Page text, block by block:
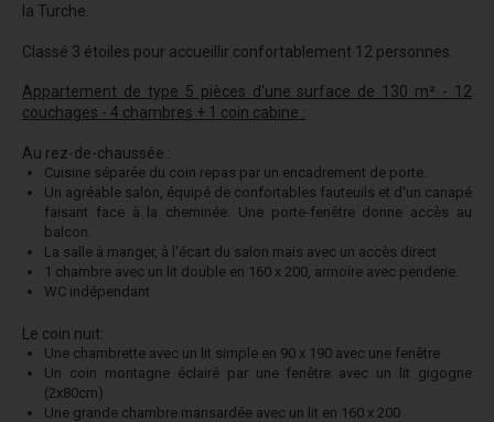
la Turche.
Classé 3 étoiles pour accueillir confortablement 12 personnes.
Appartement de type 5 pièces d'une surface de 130 m² - 12
couchages - 4 chambres + 1 coin cabine :
Au rez-de-chaussée :
Cuisine séparée du coin repas par un encadrement de porte.
Un agréable salon, équipé de confortables fauteuils et d'un canapé
faisant face à la cheminée. Une porte-fenêtre donne accès au
balcon.
La salle à manger, à l'écart du salon mais avec un accès direct
1 chambre avec un lit double en 160 x 200, armoire avec penderie.
WC indépendant
Le coin nuit:
Une chambrette avec un lit simple en 90 x 190 avec une fenêtre
Un coin montagne éclairé par une fenêtre avec un lit gigogne
(2x80cm)
Une grande chambre mansardée avec un lit en 160 x 200